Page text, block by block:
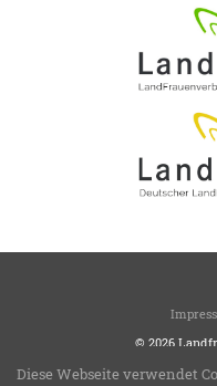
© 2026
Diese Webseite verwendet